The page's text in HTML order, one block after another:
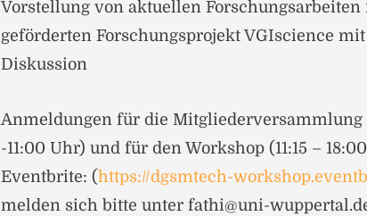
Vorstellung von aktuellen Forschungsarbeiten
geförderten Forschungsprojekt VGIscience
Diskussion
Anmeldungen für die Mitgliederversammlung
-11:00 Uhr) und für den Workshop (11:15 –
Eventbrite: (https://dgsmtech-
melden sich bitte unter fathi@uni-